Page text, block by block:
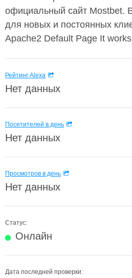
официальный сайт Mostbet.
для новых и постоянных
Apache2 Default Page It
Рейтинг Alexa
Нет данных
Посетителей в день
Нет данных
Просмотров в день
Нет данных
Статус:
Онлайн
Дата последней проверки: